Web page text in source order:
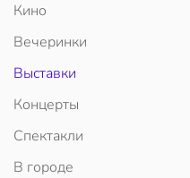
Кино
Вечеринки
Выставки
Концерты
Спектакли
В городе